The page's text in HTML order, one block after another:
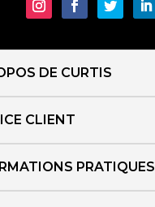
DE CURTIS
CLIENT
PRATIQUES